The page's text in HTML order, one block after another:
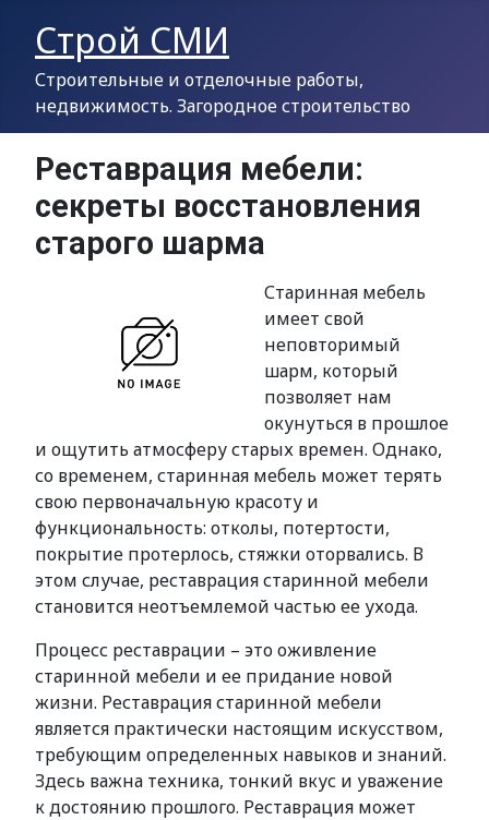
Строй СМИ
Строительные и отделочные работы,
недвижимость. Загородное строительство
Реставрация мебели:
секреты восстановления
старого шарма
Старинная мебель
имеет свой
неповторимый
шарм, который
позволяет нам
окунуться в прошлое
и ощутить атмосферу старых времен. Однако,
со временем, старинная мебель может терять
свою первоначальную красоту и
функциональность: отколы, потертости,
покрытие протерлось, стяжки оторвались. В
этом случае, реставрация старинной мебели
становится неотъемлемой частью ее ухода.
Процесс реставрации – это оживление
старинной мебели и ее придание новой
жизни. Реставрация старинной мебели
является практически настоящим искусством,
требующим определенных навыков и знаний.
Здесь важна техника, тонкий вкус и уважение
к достоянию прошлого. Реставрация может